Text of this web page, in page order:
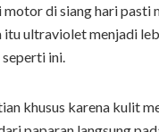
motor di siang hari
itu ultraviolet menjadi
ini.
khusus karena kulit